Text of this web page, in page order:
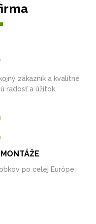
zákazník a kvalitné
radosť a úžitok.
po celej Európe.